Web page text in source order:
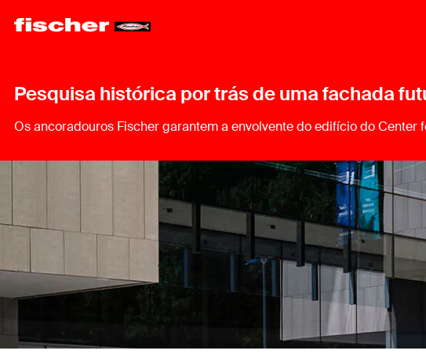
Pesquisa histórica por trás de uma fachada
Os ancoradouros Fischer garantem a envolvente do edifício do Center